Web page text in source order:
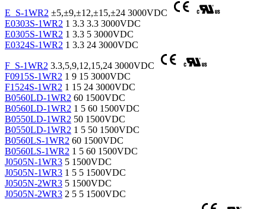
E_S-1WR2 ±5,±9,±12,±15,±24 3000VDC
E0303S-1WR2 1 3.3 3.3 3000VDC
E0305S-1WR2 1 3.3 5 3000VDC
E0324S-1WR2 1 3.3 24 3000VDC
F_S-1WR2 3.3,5,9,12,15,24 3000VDC
F0915S-1WR2 1 9 15 3000VDC
F1524S-1WR2 1 15 24 3000VDC
B0560LD-1WR2 60 1500VDC
B0560LD-1WR2 1 5 60 1500VDC
B0550LD-1WR2 50 1500VDC
B0550LD-1WR2 1 5 50 1500VDC
B0560LS-1WR2 60 1500VDC
B0560LS-1WR2 1 5 60 1500VDC
J0505N-1WR3 5 1500VDC
J0505N-1WR3 1 5 5 1500VDC
J0505N-2WR3 5 1500VDC
J0505N-2WR3 2 5 5 1500VDC